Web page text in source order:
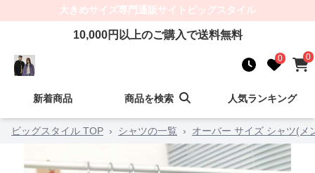
大きめサイズ専門通販サイト ビッグスタイル
10,000円以上のご購入で送料無料
0 0
新着商品 商品を検索 人気ランキング
ビッグスタイル TOP › シャツの一覧 › オーバー サイズ シャツ(メ